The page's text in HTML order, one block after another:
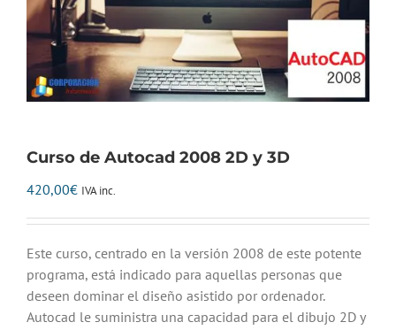
Curso de Autocad 2008 2D y 3D
420,00€ IVA inc.
Este curso, centrado en la versión 2008 de este potente
programa, está indicado para aquellas personas que
deseen dominar el diseño asistido por ordenador.
Autocad le suministra una capacidad para el dibujo 2D y